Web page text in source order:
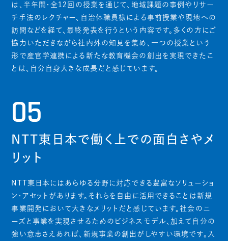
は、半年間・全12回の授業を通じて、地域課題の事例やリサー
チ手法のレクチャー、自治体職員様による事前授業や現地への
訪問などを経て、最終発表を行うという内容です。多くの方にご
協力いただきながら社内外の知見を集め、一つの授業という
形で産官学連携による新たな教育機会の創出を実現できたこ
とは、自分自身大きな成長だと感じています。
05
NTT東日本で働く上での面白さやメ
リット
NTT東日本にはあらゆる分野に対応できる豊富なソリューショ
ン・アセットがあります。それらを自由に活用できることは新規
事業開発において大きなメリットだと感じています。社会のニ
ーズと事業を実現させるためのビジネスモデル、加えて自分の
強い意志さえあれば、新規事業の創出がしやすい環境です。入